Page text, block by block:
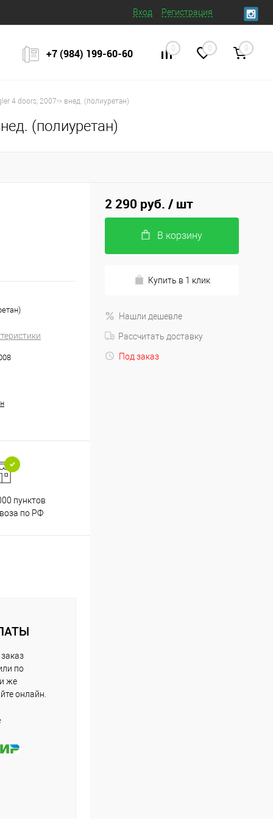
Вход Регистрация
+7 (984) 199‒60‒60 0 0 0
4 doors, 2007-> внед. (полиуретан)
(полиуретан)
пунктов
по РФ
по
же
онлайн.
2 290 руб. / шт
В корзину
Купить в 1 клик
Нашли дешевле
Рассчитать доставку
Под заказ